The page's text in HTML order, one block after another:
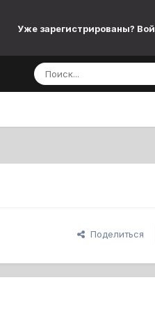
Уже зарегистрированы?
Поделиться